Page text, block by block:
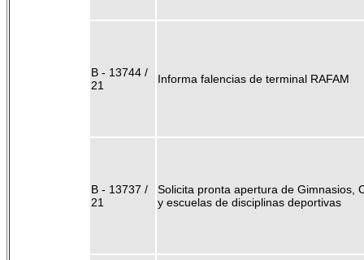
B - 13744 /
21
Informa falencias de terminal RAFAM
B - 13737 /
21
Solicita pronta apertura de Gimnasios,
y escuelas de disciplinas deportivas